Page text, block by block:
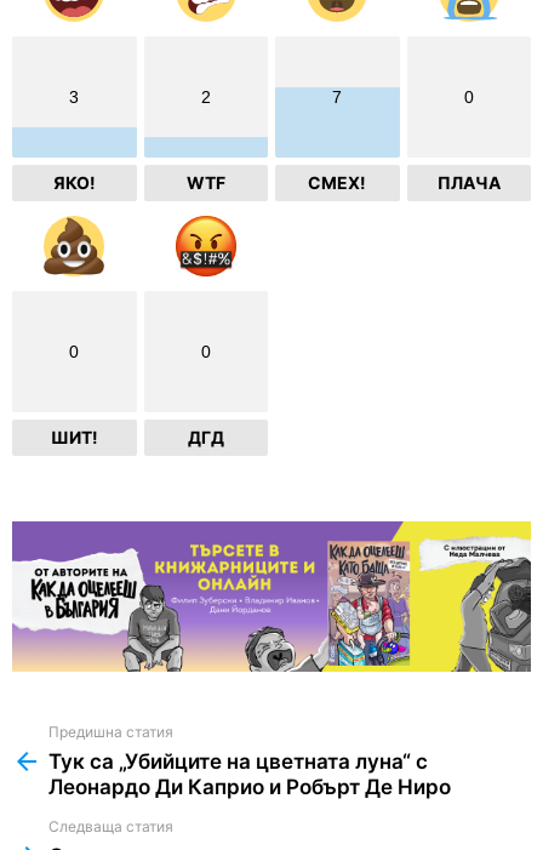
3
ЯКО!
2
WTF
7
СМЕХ!
0
ПЛАЧА
0
ШИТ!
0
ДГД
more
Предишна статия
Тук са „Убийците на цветната луна“ с
Леонардо Ди Каприо и Робърт Де Ниро
Следваща статия